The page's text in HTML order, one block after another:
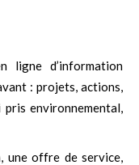
ligne d’information
: projets, actions,
environnemental,
une offre de service,